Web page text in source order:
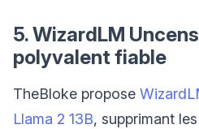
5. WizardLM
polyvalent fiable
TheBloke propose
Llama 2 13B, supprimant